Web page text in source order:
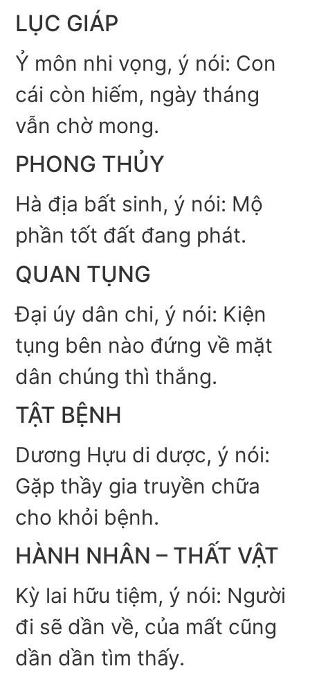
LỤC GIÁP
Ỷ môn nhi vọng, ý nói: Con
cái còn hiếm, ngày tháng
vẫn chờ mong.
PHONG THỦY
Hà địa bất sinh, ý nói: Mộ
phần tốt đất đang phát.
QUAN TỤNG
Đại úy dân chi, ý nói: Kiện
tụng bên nào đứng về mặt
dân chúng thì thắng.
TẬT BỆNH
Dương Hựu di dược, ý nói:
Gặp thầy gia truyền chữa
cho khỏi bệnh.
HÀNH NHÂN – THẤT VẬT
Kỳ lai hữu tiệm, ý nói: Người
đi sẽ dần về, của mất cũng
dần dần tìm thấy.